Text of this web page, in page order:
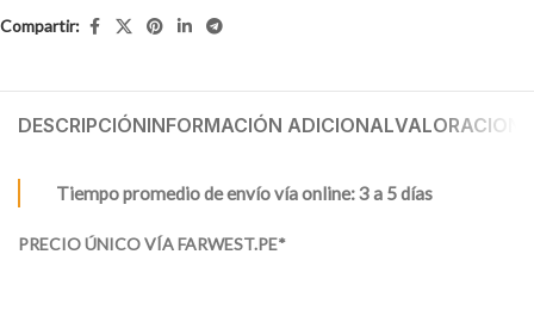
Compartir:
DESCRIPCIÓNINFORMACIÓN ADICIONAL
Tiempo promedio de envío vía online: 3 a 5 días
PRECIO ÚNICO VÍA FARWEST.PE*